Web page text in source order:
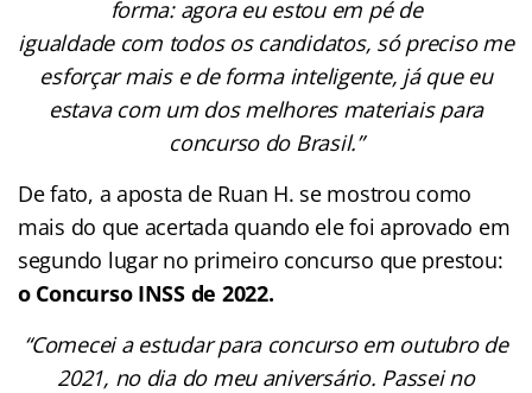
forma: agora eu estou em pé de
igualdade com todos os candidatos, só preciso me
esforçar mais e de forma inteligente, já que eu
estava com um dos melhores materiais para
concurso do Brasil.”
De fato, a aposta de Ruan H. se mostrou como
mais do que acertada quando ele foi aprovado em
segundo lugar no primeiro concurso que prestou:
o Concurso INSS de 2022.
“Comecei a estudar para concurso em outubro de
2021, no dia do meu aniversário. Passei no